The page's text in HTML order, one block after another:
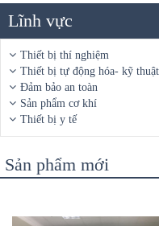
Lĩnh vực
Thiết bị thí nghiệm
Thiết bị tự động hóa- kỹ
Đảm bảo an toàn
Sản phẩm cơ khí
Thiết bị y tế
Sản phẩm mới